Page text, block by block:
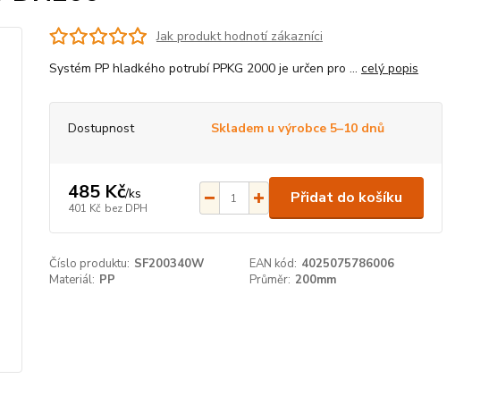
Jak produkt hodnotí zákazníci
Systém PP hladkého potrubí PPKG 2000 je určen pro ... celý popis
Dostupnost Skladem u výrobce 5–10 dnů
485 Kč/ks
401 Kč bez DPH
Přidat do košíku
Číslo produktu: SF200340W EAN kód: 4025075786006
Materiál: PP Průměr: 200mm